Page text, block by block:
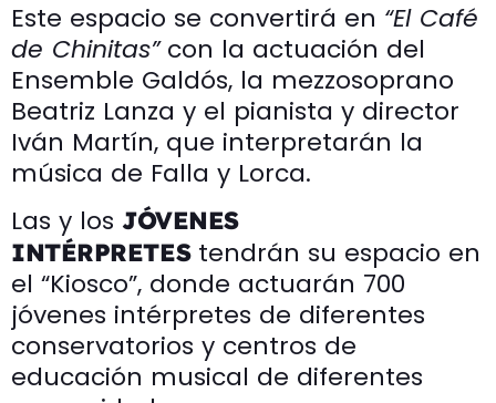
Este espacio se convertirá en “El Café
de Chinitas”con la actuación del
Ensemble Galdós, la mezzosoprano
Beatriz Lanza y el pianista y director
Iván Martín, que interpretarán la
música de Falla y Lorca.
Las y los JÓVENES
INTÉRPRETEStendrán su espacio en
el “Kiosco”, donde actuarán 700
jóvenes intérpretes de diferentes
conservatorios y centros de
educación musical de diferentes